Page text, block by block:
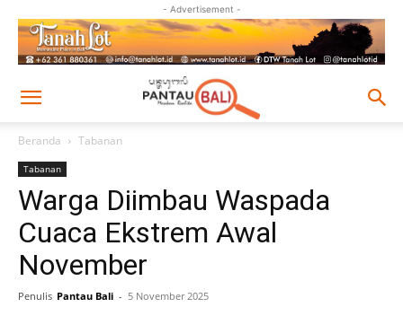
- Advertisement -
Beranda Tabanan
Tabanan
Warga Diimbau Waspada
Cuaca Ekstrem Awal
November
Penulis Pantau Bali - 5 November 2025